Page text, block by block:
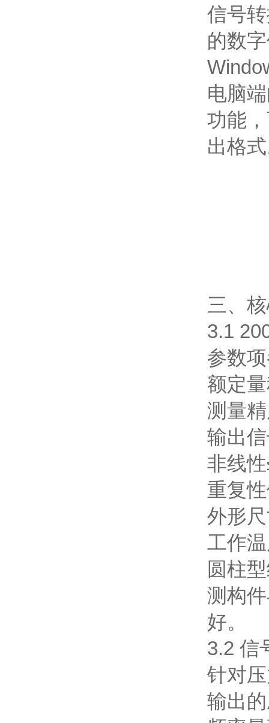
信号
的数
电脑
功能
出格
三、
3.1
参数项
额定
测量
输出
非线性
重复
外形
工作
圆柱
测构
好。
3.2 信
针对
输出